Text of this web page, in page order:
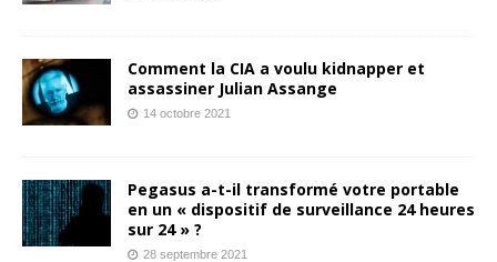
Comment la CIA a voulu kidnapper et
assassiner Julian Assange
14 octobre 2021
Pegasus a-t-il transformé votre portable
en un « dispositif de surveillance 24 heures
sur 24 » ?
28 septembre 2021